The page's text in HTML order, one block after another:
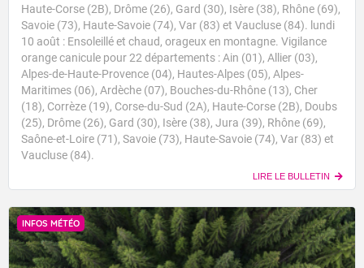
Haute-Corse (2B), Drôme (26), Gard (30), Isère (38), Rhône (69),
Savoie (73), Haute-Savoie (74), Var (83) et Vaucluse (84). lundi
10 août : Ensoleillé et chaud, orageux en montagne. Vigilance
orange canicule pour 22 départements : Ain (01), Allier (03),
Alpes-de-Haute-Provence (04), Hautes-Alpes (05), Alpes-
Maritimes (06), Ardèche (07), Bouches-du-Rhône (13), Cher
(18), Corrèze (19), Corse-du-Sud (2A), Haute-Corse (2B), Doubs
(25), Drôme (26), Gard (30), Isère (38), Jura (39), Rhône (69),
Saône-et-Loire (71), Savoie (73), Haute-Savoie (74), Var (83) et
Vaucluse (84).
LIRE LE BULLETIN
INFOS MÉTÉO